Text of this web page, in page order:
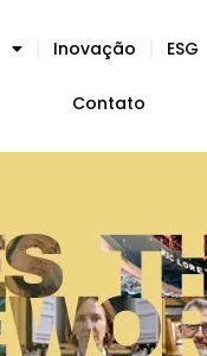
Inovação ESG
Contato